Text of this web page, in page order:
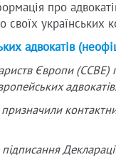
про
українських
адвокатів
Європи (CCBE)
адвокатів.
підписання